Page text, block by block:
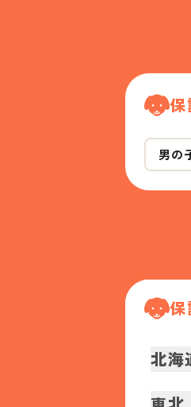
保
男の
保
北海